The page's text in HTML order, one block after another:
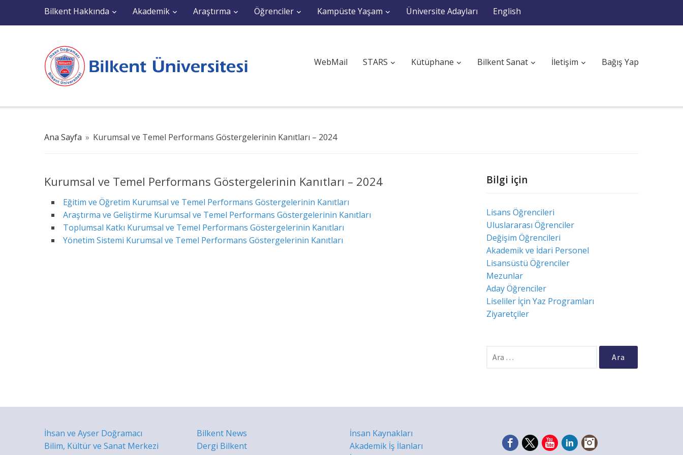
Bilkent Hakkında Akademik Araştırma Öğrenciler Kampüste Yaşam Üniversite Adayları English
WebMail STARS Kütüphane Bilkent Sanat İletişim Bağış Yap
Ana Sayfa » Kurumsal ve Temel Performans Göstergelerinin Kanıtları – 2024
Kurumsal ve Temel Performans Göstergelerinin Kanıtları – 2024
Eğitim ve Öğretim Kurumsal ve Temel Performans Göstergelerinin Kanıtları
Araştırma ve Geliştirme Kurumsal ve Temel Performans Göstergelerinin Kanıtları
Toplumsal Katkı Kurumsal ve Temel Performans Göstergelerinin Kanıtları
Yönetim Sistemi Kurumsal ve Temel Performans Göstergelerinin Kanıtları
Bilgi için
Lisans Öğrencileri
Uluslararası Öğrenciler
Değişim Öğrencileri
Akademik ve İdari Personel
Lisansüstü Öğrenciler
Mezunlar
Aday Öğrenciler
Liseliler İçin Yaz Programları
Ziyaretçiler
İhsan ve Ayser Doğramacı
Bilim, Kültür ve Sanat Merkezi
Bilkent News
Dergi Bilkent
İnsan Kaynakları
Akademik İş İlanları